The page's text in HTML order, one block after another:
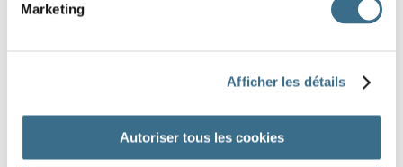
Marketing
Afficher les détails
Autoriser tous les cookies